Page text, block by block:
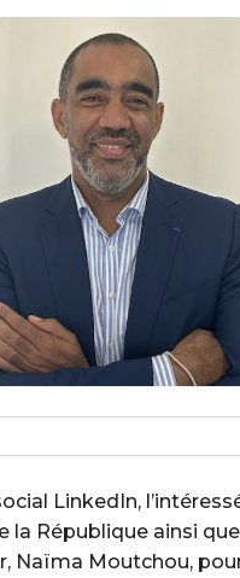
LinkedIn,
la République ainsi
Naïma Moutchou,